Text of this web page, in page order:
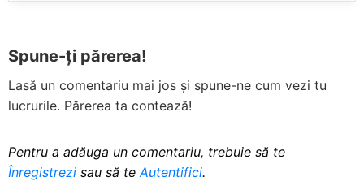
Spune-ți părerea!
Lasă un comentariu mai jos și spune-ne cum vezi tu
lucrurile. Părerea ta contează!
Pentru a adăuga un comentariu, trebuie să te
Înregistrezi sau să teAutentifici.